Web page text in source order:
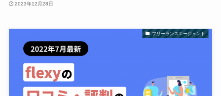
2023年12月28日
フリーランスエージェント